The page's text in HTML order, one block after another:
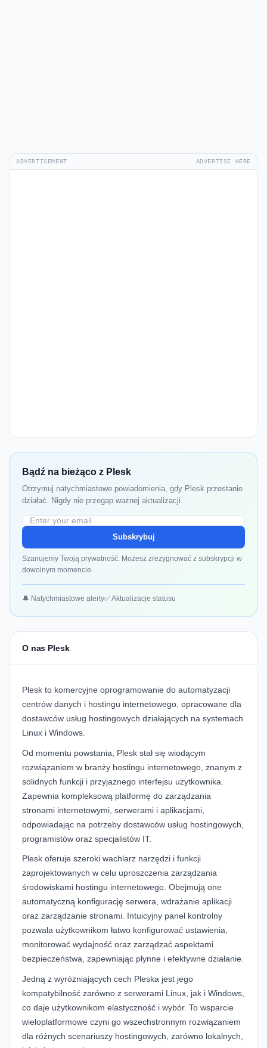
ADVERTISEMENT ADVERTISE HERE
Bądź na bieżąco z Plesk
Otrzymuj natychmiastowe powiadomienia, gdy Plesk przestanie
działać. Nigdy nie przegap ważnej aktualizacji.
Subskrybuj
Szanujemy Twoją prywatność. Możesz zrezygnować z subskrypcji w
dowolnym momencie.
🔔 Natychmiastowe alerty✅ Aktualizacje statusu
O nas Plesk
Plesk to komercyjne oprogramowanie do automatyzacji
centrów danych i hostingu internetowego, opracowane dla
dostawców usług hostingowych działających na systemach
Linux i Windows.
Od momentu powstania, Plesk stał się wiodącym
rozwiązaniem w branży hostingu internetowego, znanym z
solidnych funkcji i przyjaznego interfejsu użytkownika.
Zapewnia kompleksową platformę do zarządzania
stronami internetowymi, serwerami i aplikacjami,
odpowiadając na potrzeby dostawców usług hostingowych,
programistów oraz specjalistów IT.
Plesk oferuje szeroki wachlarz narzędzi i funkcji
zaprojektowanych w celu uproszczenia zarządzania
środowiskami hostingu internetowego. Obejmują one
automatyczną konfigurację serwera, wdrażanie aplikacji
oraz zarządzanie stronami. Intuicyjny panel kontrolny
pozwala użytkownikom łatwo konfigurować ustawienia,
monitorować wydajność oraz zarządzać aspektami
bezpieczeństwa, zapewniając płynne i efektywne działanie.
Jedną z wyróżniających cech Pleska jest jego
kompatybilność zarówno z serwerami Linux, jak i Windows,
co daje użytkownikom elastyczność i wybór. To wsparcie
wieloplatformowe czyni go wszechstronnym rozwiązaniem
dla różnych scenariuszy hostingowych, zarówno lokalnych,